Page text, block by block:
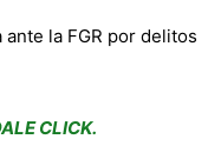
la FGR por delitos
CLICK.